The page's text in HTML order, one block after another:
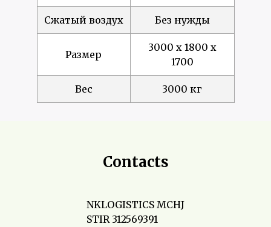
Сжатый воздух Без нужды
Размер
3000 x 1800 x
1700
Вес 3000 кг
Contacts
NKLOGISTICS MCHJ
STIR 312569391